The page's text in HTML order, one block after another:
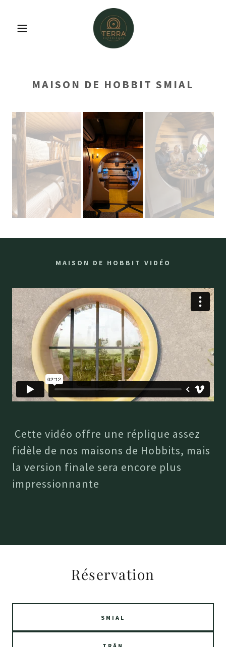
MAISON DE HOBBIT SMIAL
MAISON DE HOBBIT VIDÉO
Cette vidéo offre une réplique assez
fidèle de nos maisons de Hobbits, mais
la version finale sera encore plus
impressionnante
Réservation
SMIAL
TRÂN